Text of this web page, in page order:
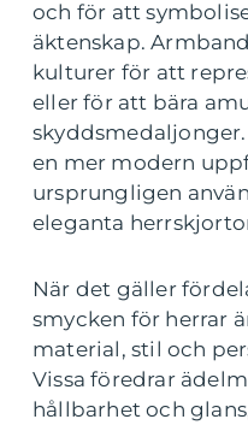
och för att
äktenskap.
kulturer för att
eller för att bära
en mer modern
ursprungligen
eleganta
När det gäller
smycken för herrar
material, stil och
Vissa föredrar
hållbarhet och